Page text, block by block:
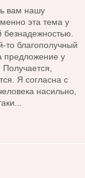
вам нашу
эта тема у
безнадежностью.
то благополучный
предложение у
Получается,
Я согласна с
насильно,